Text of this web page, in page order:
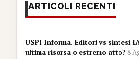
ARTICOLI RECENTI
USPI Informa. Editori vs sintesi
ultima risorsa o estremo atto?8